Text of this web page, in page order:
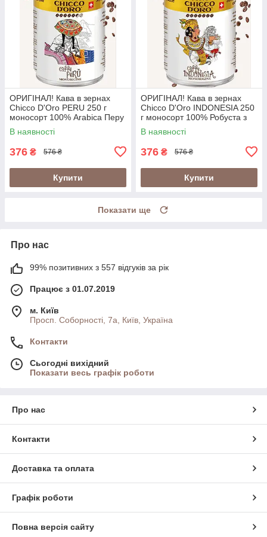
ОРИГІНАЛ! Кава в зернах
Chicco D'Oro PERU 250 г
моносорт 100% Arabica Перу
у металевій банці
(Швейцарія)
В наявності
376 ₴ 576 ₴
Купити
ОРИГІНАЛ! Кава в зернах
Chicco D'Oro INDONESIA 250
г моносорт 100% Робуста з
вулканічних ґрунтів Індонезії
у банці (Швейцарія)
В наявності
376 ₴ 576 ₴
Купити
Показати ще
Про нас
99% позитивних з 557 відгуків за рік
Працює з 01.07.2019
м. Київ
Просп. Соборності, 7а, Київ, Україна
Контакти
Сьогодні вихідний
Показати весь графік роботи
Про нас
Контакти
Доставка та оплата
Графік роботи
Повна версія сайту